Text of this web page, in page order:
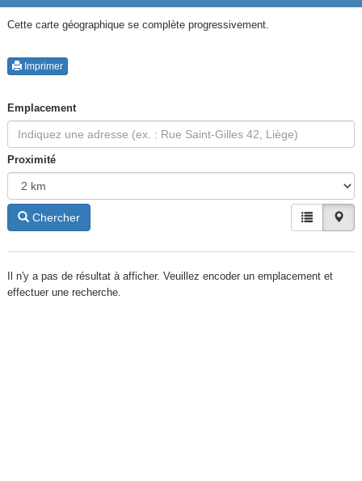
Cette carte géographique se complète progressivement.